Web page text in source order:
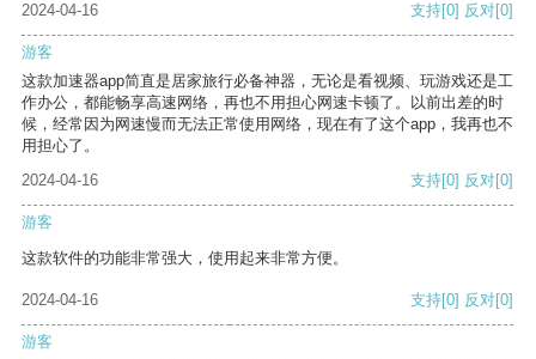
2024-04-16 支持[0] 反对[0]
游客
这款加速器app简直是居家旅行必备神器，无论是看视频、玩游戏还是工
作办公，都能畅享高速网络，再也不用担心网速卡顿了。以前出差的时
候，经常因为网速慢而无法正常使用网络，现在有了这个app，我再也不
用担心了。
2024-04-16
支持[0] 反对[0]
游客
这款软件的功能非常强大，使用起来非常方便。
2024-04-16 支持[0] 反对[0]
游客